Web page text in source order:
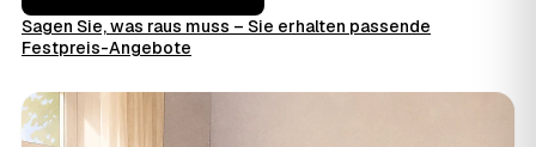
Sagen Sie, was raus muss – Sie erhalten passende
Festpreis-Angebote